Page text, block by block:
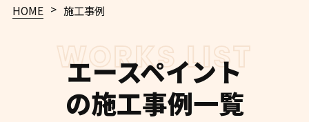
HOME > 施工事例
WORKS LIST
エースペイント
の施工事例一覧